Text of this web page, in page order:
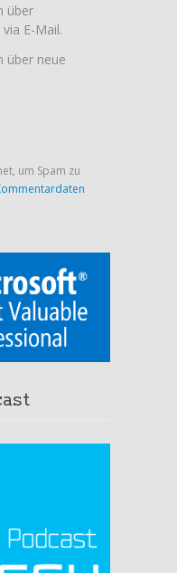
über
E-Mail.
über neue
um Spam zu